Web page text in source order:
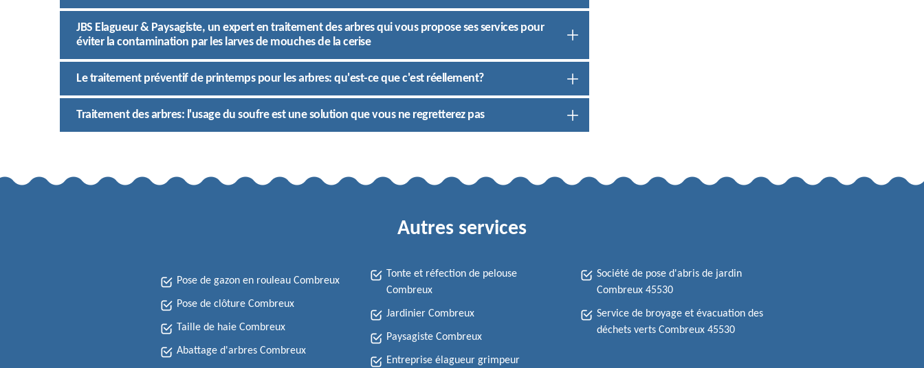
JBS Elagueur & Paysagiste, un expert en traitement des arbres qui vous propose ses services pour
éviter la contamination par les larves de mouches de la cerise
Le traitement préventif de printemps pour les arbres: qu'est-ce que c'est réellement?
Traitement des arbres: l'usage du soufre est une solution que vous ne regretterez pas
Autres services
Pose de gazon en rouleau Combreux
Pose de clôture Combreux
Taille de haie Combreux
Abattage d'arbres Combreux
Tonte et réfection de pelouse
Combreux
Jardinier Combreux
Paysagiste Combreux
Entreprise élagueur grimpeur
Société de pose d'abris de jardin
Combreux 45530
Service de broyage et évacuation des
déchets verts Combreux 45530